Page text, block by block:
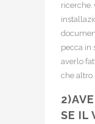
ricerche.
pecca in
averlo
che altro.
SE IL